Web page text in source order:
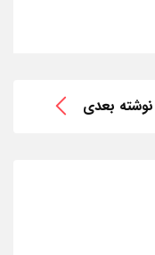
نوشته بعدی